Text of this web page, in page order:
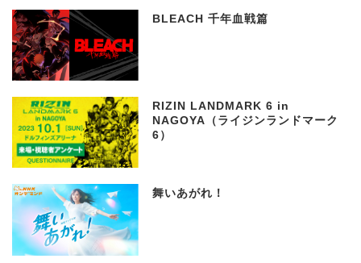
BLEACH 千年血戦篇
RIZIN LANDMARK 6 in
NAGOYA（ライジンランドマーク
6）
舞いあがれ！